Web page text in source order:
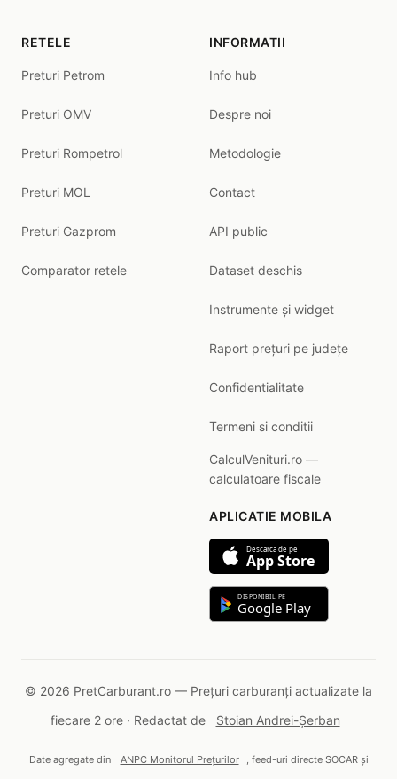
RETELE
Preturi Petrom
Preturi OMV
Preturi Rompetrol
Preturi MOL
Preturi Gazprom
Comparator retele
INFORMATII
Info hub
Despre noi
Metodologie
Contact
API public
Dataset deschis
Instrumente și widget
Raport prețuri pe județe
Confidentialitate
Termeni si conditii
CalculVenituri.ro —
calculatoare fiscale
APLICATIE MOBILA
Descarca de pe
App Store
DISPONIBIL PE
Google Play
© 2026 PretCarburant.ro — Prețuri carburanți actualizate la
fiecare 2 ore · Redactat de
Stoian Andrei-Șerban
Date agregate din ANPC Monitorul Prețurilor , feed-uri directe SOCAR și